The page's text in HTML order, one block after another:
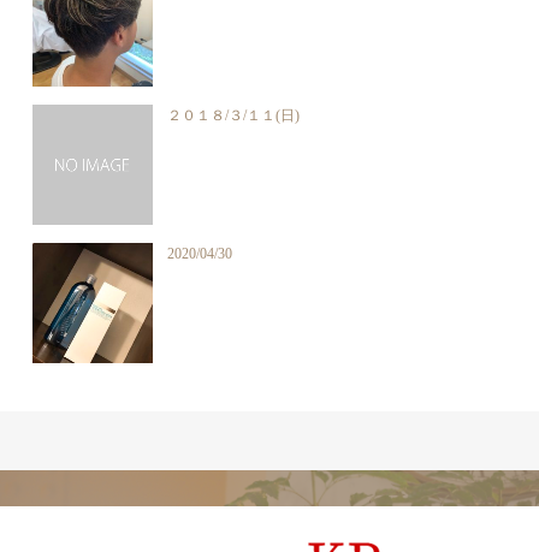
２０１８/３/１１(日)
2020/04/30